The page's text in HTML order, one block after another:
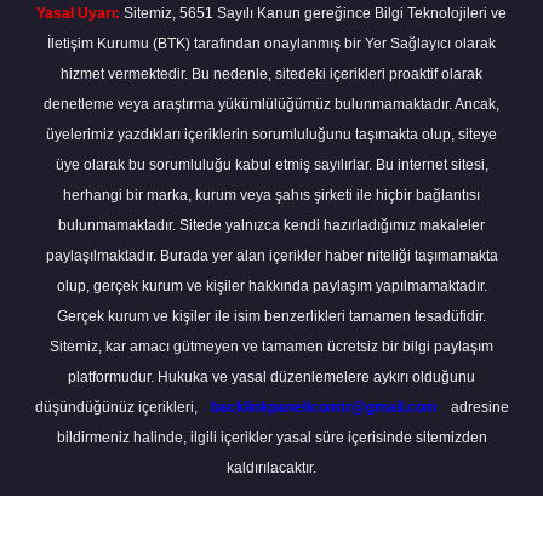
Yasal Uyarı: Sitemiz, 5651 Sayılı Kanun gereğince Bilgi Teknolojileri ve
İletişim Kurumu (BTK) tarafından onaylanmış bir Yer Sağlayıcı olarak
hizmet vermektedir. Bu nedenle, sitedeki içerikleri proaktif olarak
denetleme veya araştırma yükümlülüğümüz bulunmamaktadır. Ancak,
üyelerimiz yazdıkları içeriklerin sorumluluğunu taşımakta olup, siteye
üye olarak bu sorumluluğu kabul etmiş sayılırlar. Bu internet sitesi,
herhangi bir marka, kurum veya şahıs şirketi ile hiçbir bağlantısı
bulunmamaktadır. Sitede yalnızca kendi hazırladığımız makaleler
paylaşılmaktadır. Burada yer alan içerikler haber niteliği taşımamakta
olup, gerçek kurum ve kişiler hakkında paylaşım yapılmamaktadır.
Gerçek kurum ve kişiler ile isim benzerlikleri tamamen tesadüfidir.
Sitemiz, kar amacı gütmeyen ve tamamen ücretsiz bir bilgi paylaşım
platformudur. Hukuka ve yasal düzenlemelere aykırı olduğunu
düşündüğünüz içerikleri,
backlinkpanelicomtr@gmail.com
adresine
bildirmeniz halinde, ilgili içerikler yasal süre içerisinde sitemizden
kaldırılacaktır.